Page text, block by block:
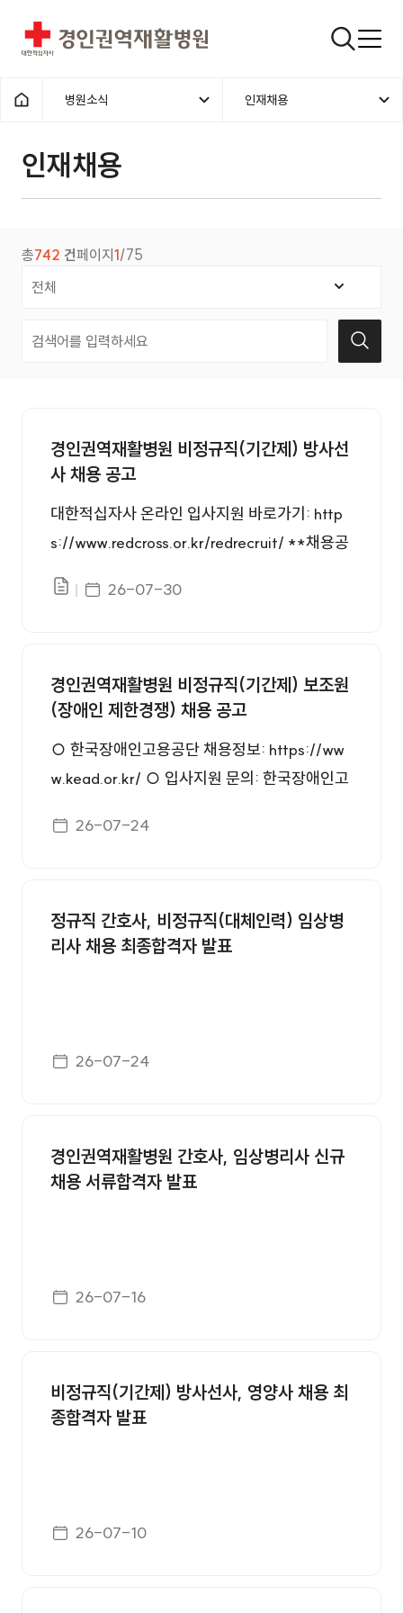
경인권역재활병원 검색창
홈으로
병원소식 인재채용
인재채용
총742 건페이지 1/75
경인권역재활병원 비정규직(기간제) 방사선
사 채용 공고
대한적십자사 온라인 입사지원 바로가기: http
s://www.redcross.or.kr/redrecruit/ **채용공
파일있음게시일자
26-07-30
경인권역재활병원 비정규직(기간제) 보조원
(장애인 제한경쟁) 채용 공고
○ 한국장애인고용공단 채용정보: https://ww
w.kead.or.kr/ ○ 입사지원 문의: 한국장애인고
게시일자
26-07-24
정규직 간호사, 비정규직(대체인력) 임상병
리사 채용 최종합격자 발표
게시일자
26-07-24
경인권역재활병원 간호사, 임상병리사 신규
채용 서류합격자 발표
게시일자
26-07-16
비정규직(기간제) 방사선사, 영양사 채용 최
종합격자 발표
게시일자
26-07-10